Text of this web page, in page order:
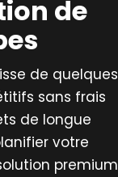
de
de quelques
sans frais
de longue
votre
premium